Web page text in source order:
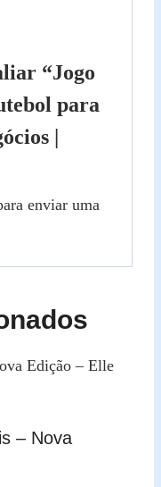
“Jogo
para
|
enviar uma
– Nova